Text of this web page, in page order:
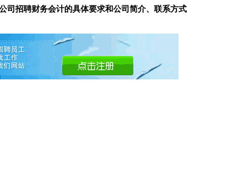
司招聘财务会计的具体要求和公司简介、联系方式